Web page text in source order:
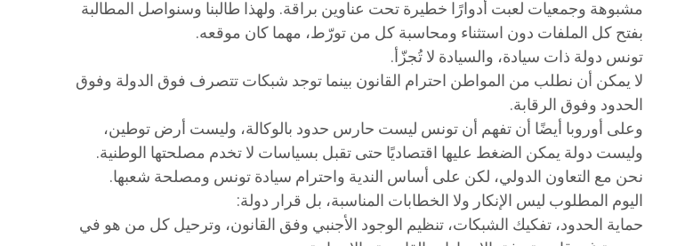
مشبوهة وجمعيات لعبت أدوارًا خطيرة تحت عناوين براقة. ولهذا طالبنا وسنواصل المطالبة
بفتح كل الملفات دون استثناء ومحاسبة كل من تورّط، مهما كان موقعه.
تونس دولة ذات سيادة، والسيادة لا تُجزّأ.
لا يمكن أن نطلب من المواطن احترام القانون بينما توجد شبكات تتصرف فوق الدولة وفوق
الحدود وفوق الرقابة.
وعلى أوروبا أيضًا أن تفهم أن تونس ليست حارس حدود بالوكالة، وليست أرض توطين،
وليست دولة يمكن الضغط عليها اقتصاديًا حتى تقبل بسياسات لا تخدم مصلحتها الوطنية.
نحن مع التعاون الدولي، لكن على أساس الندية واحترام سيادة تونس ومصلحة شعبها.
اليوم المطلوب ليس الإنكار ولا الخطابات المناسبة، بل قرار دولة:
حماية الحدود، تفكيك الشبكات، تنظيم الوجود الأجنبي وفق القانون، وترحيل كل من هو في